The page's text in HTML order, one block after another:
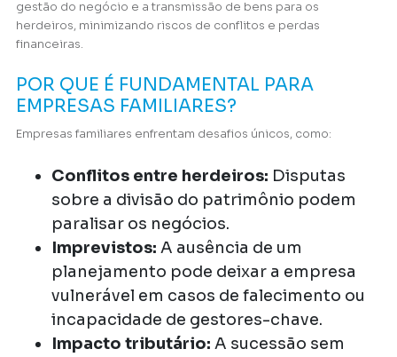
gestão do negócio e a transmissão de bens para os
herdeiros, minimizando riscos de conflitos e perdas
financeiras.
POR QUE É FUNDAMENTAL PARA
EMPRESAS FAMILIARES?
Empresas familiares enfrentam desafios únicos, como:
Conflitos entre herdeiros: Disputas
sobre a divisão do patrimônio podem
paralisar os negócios.
Imprevistos: A ausência de um
planejamento pode deixar a empresa
vulnerável em casos de falecimento ou
incapacidade de gestores-chave.
Impacto tributário: A sucessão sem